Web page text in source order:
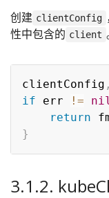
创建 clientConfig
性中包含的 client
clientConfig ,
if err !=
return
}
3.1.2.